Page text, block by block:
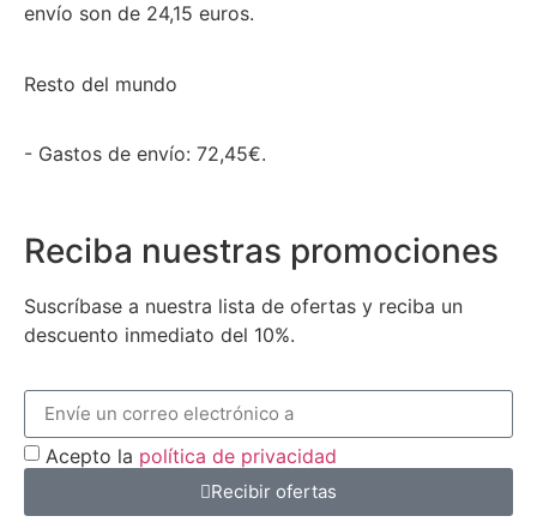
envío son de 24,15 euros.
Resto del mundo
- Gastos de envío: 72,45€.
Reciba nuestras promociones
Suscríbase a nuestra lista de ofertas y reciba un
descuento inmediato del 10%.
Acepto la política de privacidad
Recibir ofertas